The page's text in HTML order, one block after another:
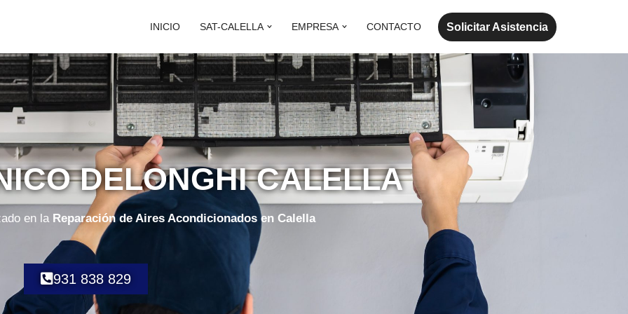
INICIO SAT-CALELLA EMPRESA CONTACTO Solicitar Asistencia
DELONGHI CALELLA
en la Reparación de Aires Acondicionados en Calella
931 838 829